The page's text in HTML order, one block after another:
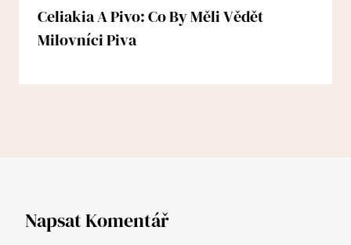
Celiakia A Pivo: Co By Měli Vědět
Milovníci Piva
Napsat Komentář